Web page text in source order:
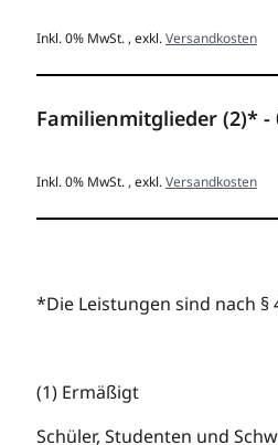
Inkl. 0% MwSt. , exkl.Versandkosten
Familienmitglieder (2)* -
Inkl. 0% MwSt. , exkl.Versandkosten
*Die Leistungen sind nach §
(1) Ermäßigt
Schüler, Studenten und